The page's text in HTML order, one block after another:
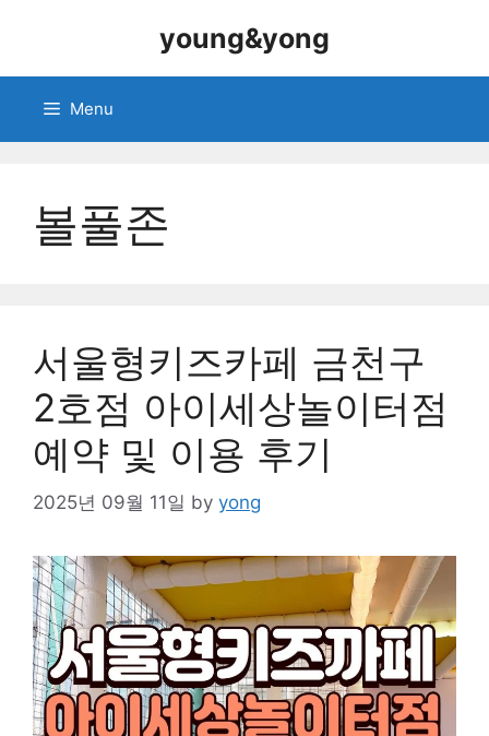
young&yong
Menu
볼풀존
서울형키즈카페 금천구
2호점 아이세상놀이터점
예약 및 이용 후기
2025년 09월 11일 by yong